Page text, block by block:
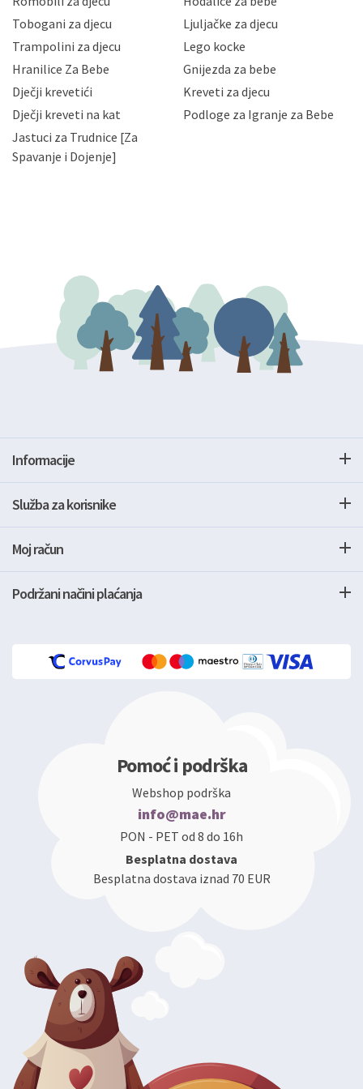
Vaših osobnih podataka te omogućava pristup i
priopćavanje osobnih podataka samo onim svojim
zaposlenicima kojima su isti potrebni radi provedbe
slučajevima koji su dozvoljeni zakonima. Napominjemo
da možete u svako doba, u potpunosti ili djelomice,
zatražiti prestanak aktivnosti obrade Vaših osobnih
podataka. Opoziv privole možete podnijeti poštom na
gore navedenu adresu ili e-mailom na adresu:
Tobogani za djecu
Ljuljačke za djecu
Trampolini za djecu
Lego kocke
Hranilice Za Bebe
Gnijezda za bebe
Dječji krevetići
Kreveti za djecu
Dječji kreveti na kat
Podloge za Igranje za Bebe
Jastuci za Trudnice [Za
Spavanje i Dojenje]
Informacije
Služba za korisnike
Moj račun
Podržani načini plaćanja
Pomoć i podrška
Webshop podrška
info@mae.hr
PON - PET od 8 do 16h
Besplatna dostava
Besplatna dostava iznad 70 EUR